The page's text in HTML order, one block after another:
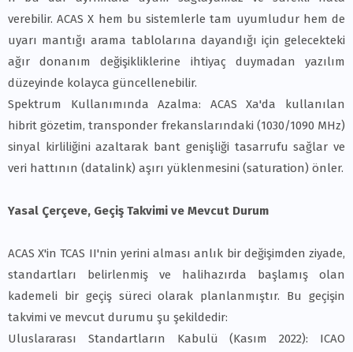
verebilir. ACAS X hem bu sistemlerle tam uyumludur hem de
uyarı mantığı arama tablolarına dayandığı için gelecekteki
ağır donanım değişikliklerine ihtiyaç duymadan yazılım
düzeyinde kolayca güncellenebilir.
Spektrum Kullanımında Azalma: ACAS Xa'da kullanılan
hibrit gözetim, transponder frekanslarındaki (1030/1090 MHz)
sinyal kirliliğini azaltarak bant genişliği tasarrufu sağlar ve
veri hattının (datalink) aşırı yüklenmesini (saturation) önler.
Yasal Çerçeve, Geçiş Takvimi ve Mevcut Durum
ACAS X'in TCAS II'nin yerini alması anlık bir değişimden ziyade,
standartları belirlenmiş ve halihazırda başlamış olan
kademeli bir geçiş süreci olarak planlanmıştır. Bu geçişin
takvimi ve mevcut durumu şu şekildedir:
Uluslararası Standartların Kabulü (Kasım 2022): ICAO